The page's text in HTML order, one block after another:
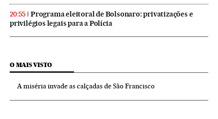
20:55
Programa eleitoral de Bolsonaro: privatizações e
privilégios legais para a Polícia
O MAIS VISTO
A miséria invade as calçadas de São Francisco